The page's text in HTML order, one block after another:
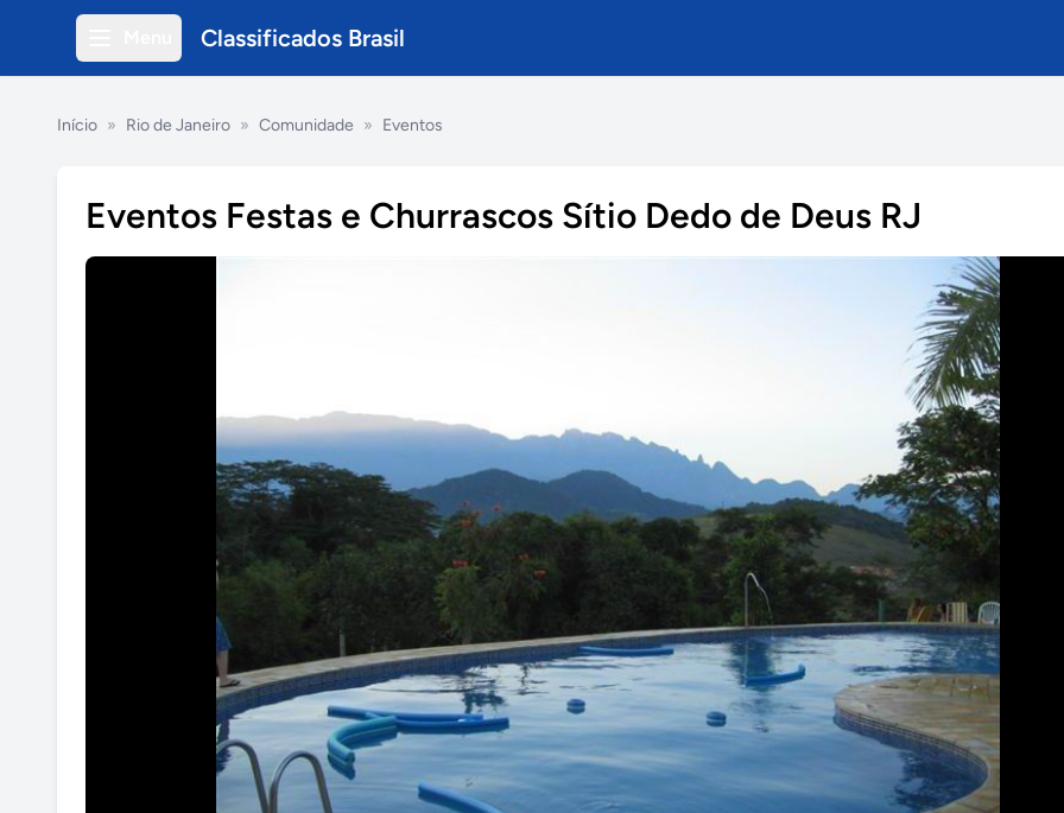
Classificados Brasil
Início » Rio de Janeiro » Comunidade » Eventos
Eventos Festas e Churrascos Sítio Dedo de Deus RJ